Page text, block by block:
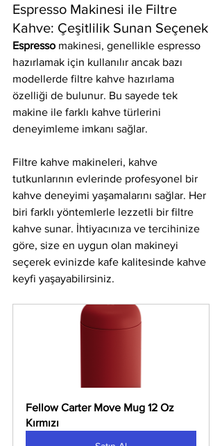
Espresso Makinesi ile Filtre
Kahve: Çeşitlilik Sunan Seçenek
Espresso makinesi, genellikle espresso
hazırlamak için kullanılır ancak bazı
modellerde filtre kahve hazırlama
özelliği de bulunur. Bu sayede tek
makine ile farklı kahve türlerini
deneyimleme imkanı sağlar.
Filtre kahve makineleri, kahve
tutkunlarının evlerinde profesyonel bir
kahve deneyimi yaşamalarını sağlar. Her
biri farklı yöntemlerle lezzetli bir filtre
kahve sunar. İhtiyacınıza ve tercihinize
göre, size en uygun olan makineyi
seçerek evinizde kafe kalitesinde kahve
keyfi yaşayabilirsiniz.
Fellow Carter Move Mug 12 Oz
Kırmızı